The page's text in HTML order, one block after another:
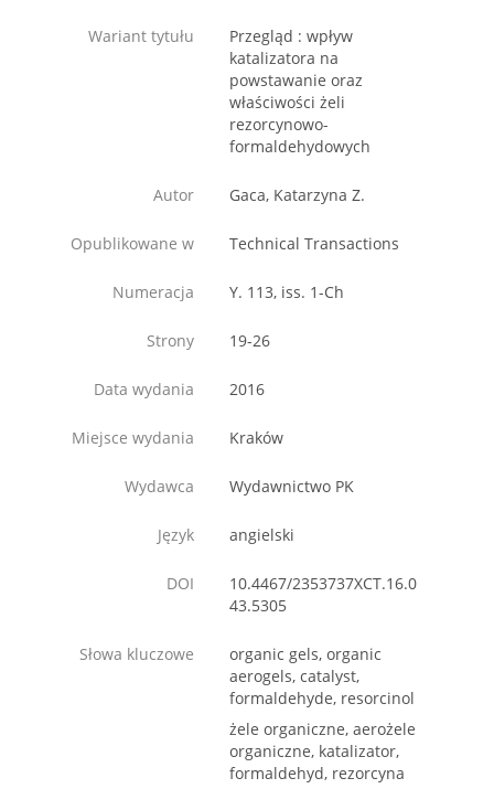
Wariant tytułu
Przegląd : wpływ
katalizatora na
powstawanie oraz
właściwości żeli
rezorcynowo-
formaldehydowych
Autor Gaca, Katarzyna Z.
Opublikowane w Technical Transactions
Numeracja Y. 113, iss. 1-Ch
Strony 19-26
Data wydania 2016
Miejsce wydania Kraków
Wydawca Wydawnictwo PK
Język angielski
DOI
10.4467/2353737XCT.16.0
43.5305
Słowa kluczowe
organic gels, organic
aerogels, catalyst,
formaldehyde, resorcinol
żele organiczne, aerożele
organiczne, katalizator,
formaldehyd, rezorcyna